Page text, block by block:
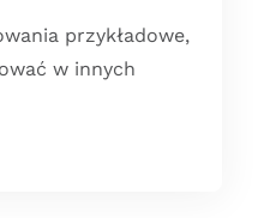
przykładowe,
w innych